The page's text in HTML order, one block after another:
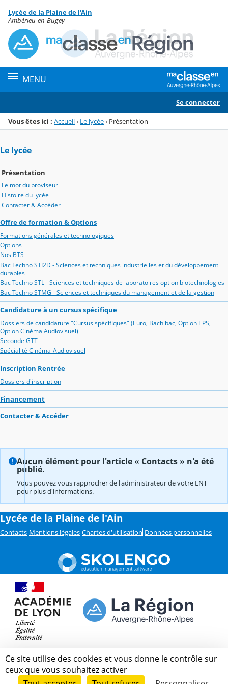
Menu de la rubrique
Contenu
Lycée de la Plaine de l'Ain
Ambérieu-en-Bugey
MENU
Se connecter
Vous êtes ici : Accueil› Le lycée› Présentation
Le lycée
Présentation
Le mot du proviseur
Histoire du lycée
Contacter & Accéder
Offre de formation & Options
Formations générales et technologiques
Options
Nos BTS
Bac Techno STI2D - Sciences et techniques industrielles et du développement
durables
Bac Techno STL - Sciences et techniques de laboratoires option biotechnologies
Bac Techno STMG - Sciences et techniques du management et de la gestion
Candidature à un cursus spécifique
Dossiers de candidature "Cursus spécifiques" (Euro, Bachibac, Option EPS,
Option Cinéma Audiovisuel)
Seconde GTT
Spécialité Cinéma-Audiovisuel
Inscription Rentrée
Dossiers d'inscription
Financement
Contacter & Accéder
Aucun élément pour l'article « Contacts » n'a été
publié.
Vous pouvez vous rapprocher de l'administrateur de votre ENT
pour plus d'informations.
Lycée de la Plaine de l'Ain
Contacts Mentions légales Chartes d'utilisation Données personnelles
Ce site utilise des cookies et vous donne le contrôle sur
ceux que vous souhaitez activer